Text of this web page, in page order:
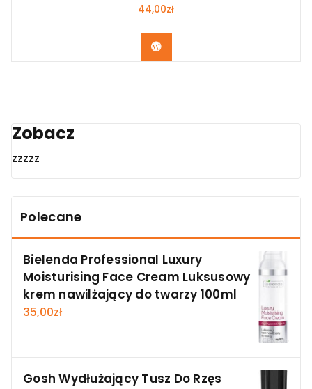
44,00zł
Zobacz
Zobacz
zzzzz
Polecane
Bielenda Professional Luxury
Moisturising Face Cream Luksusowy
krem nawilżający do twarzy 100ml
35,00zł
Gosh Wydłużający Tusz Do Rzęs